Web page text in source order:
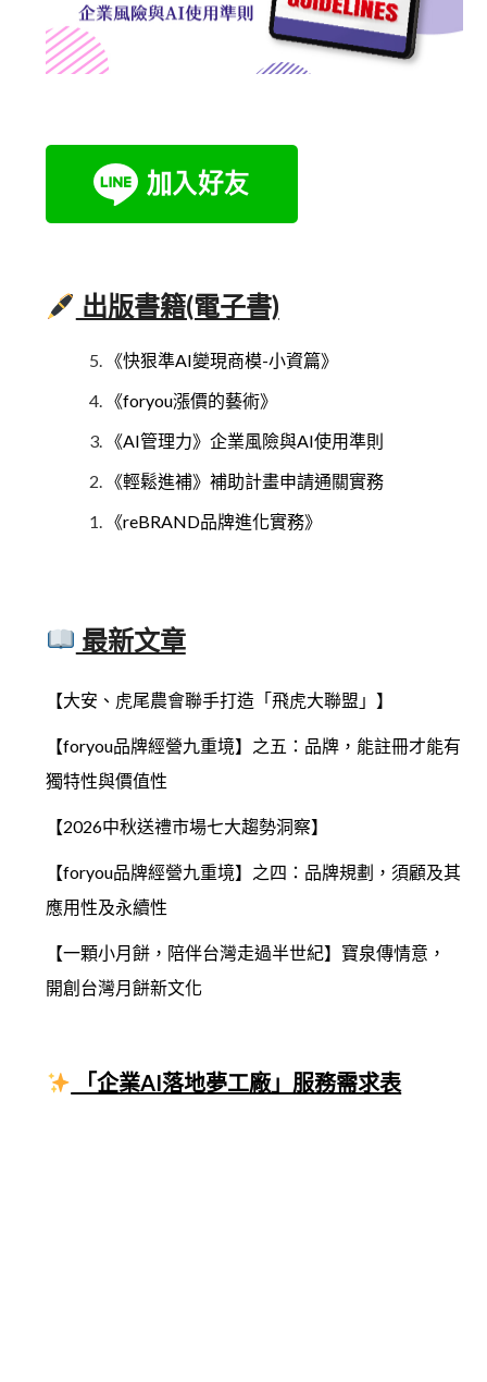
出版書籍(電子書)
《快狠準AI變現商模-小資篇》
《foryou漲價的藝術》
《AI管理力》企業風險與AI使用準則
《輕鬆進補》補助計畫申請通關實務
《reBRAND品牌進化實務》
最新文章
【大安、虎尾農會聯手打造「飛虎大聯盟」】
【foryou品牌經營九重境】之五：品牌，能註冊才能有
獨特性與價值性
【2026中秋送禮市場七大趨勢洞察】
【foryou品牌經營九重境】之四：品牌規劃，須顧及其
應用性及永續性
【一顆小月餅，陪伴台灣走過半世紀】寶泉傳情意，
開創台灣月餅新文化
「企業AI落地夢工廠」服務需求表